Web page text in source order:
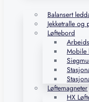
Balansert
Jekketralle og
Løftebord
Mobile
Løftemagneter
HX